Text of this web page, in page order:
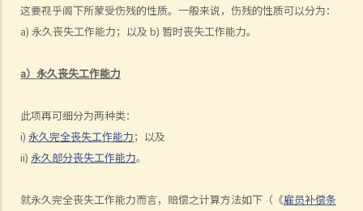
这要视乎阁下所蒙受伤残的性质。一般来说，伤残的性质可以分为：
a) 永久丧失工作能力；以及 b) 暂时丧失工作能力。
a）永久丧失工作能力
此项再可细分为两种类：
i) 永久完全丧失工作能力；以及
ii) 永久部分丧失工作能力。
就永久完全丧失工作能力而言，赔偿之计算方法如下（《雇员补偿条
3. 如何分辨「雇佣合约」以及「独立承包商（或自雇人士）之服务合
约」？
予现职雇主一个月通知以辞去现有工作。在新工上任的一个星期前，我
者。因我经已辞去现有工作（而新职员亦已上班），我在离职时便成为
失业人士。我可否向给予新聘约的公司采取法律行动或寻求补救方法？
5. 数据及纪录
B. 薪酬